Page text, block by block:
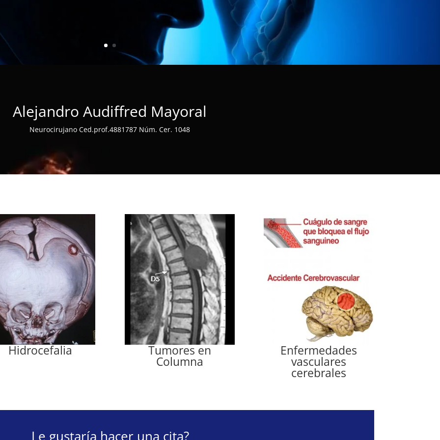
Alejandro Audiffred Mayoral
Neurocirujano Ced.prof.4881787 Núm. Cer. 1048
Hidrocefalia Tumores en
Columna
Enfermedades
vasculares
cerebrales
Le gustaría hacer una cita?